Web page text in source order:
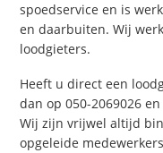
spoedservice en is
en daarbuiten. Wij
loodgieters.
Heeft u direct een
dan op 050-2069026
Wij zijn vrijwel altijd
opgeleide